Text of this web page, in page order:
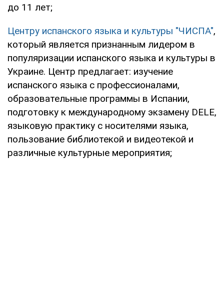
до 11 лет;
Центру испанского языка и культуры "ЧИСПА",
который является признанным лидером в
популяризации испанского языка и культуры в
Украине. Центр предлагает: изучение
испанского языка с профессионалами,
образовательные программы в Испании,
подготовку к международному экзамену DELE,
языковую практику с носителями языка,
пользование библиотекой и видеотекой и
различные культурные мероприятия;